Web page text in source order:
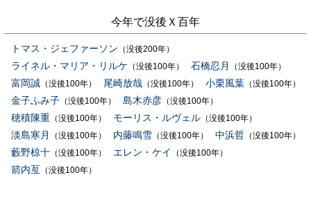
今年で没後Ｘ百年
トマス・ジェファーソン （没後200年）
ライネル・マリア・リルケ （没後100年） 石橋忍月 （没後100年）
富岡誠 （没後100年） 尾崎放哉 （没後100年） 小栗風葉 （没後100年）
金子ふみ子 （没後100年） 島木赤彦 （没後100年）
穂積陳重 （没後100年） モーリス・ルヴェル （没後100年）
淡島寒月 （没後100年） 内藤鳴雪 （没後100年） 中浜哲 （没後100年）
藪野椋十 （没後100年） エレン・ケイ （没後100年）
箭内亙 （没後100年）